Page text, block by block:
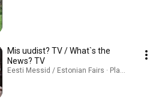
Mis uudist? TV / What`s the
News? TV
Eesti Messid / Estonian Fairs · Playlist